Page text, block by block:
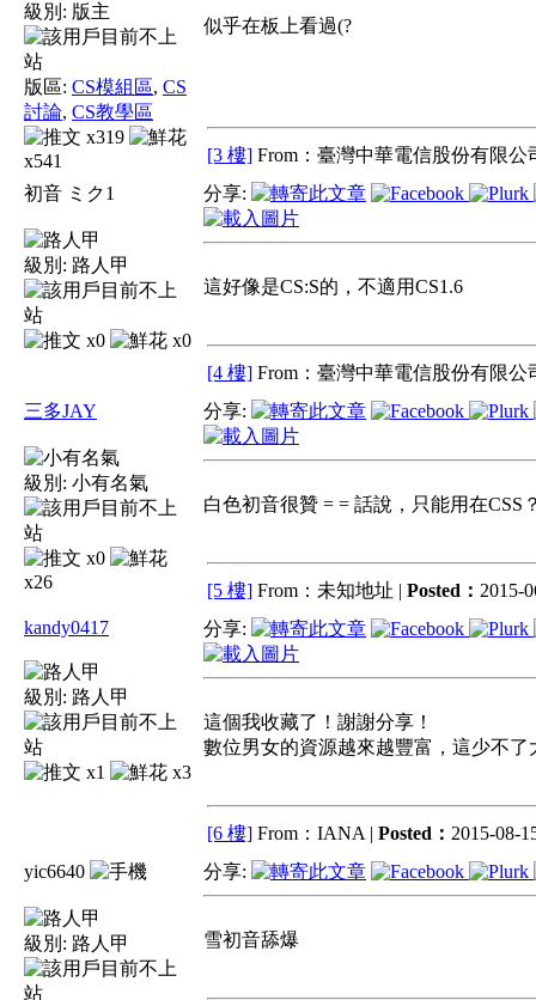
級別: 版主
版區: CS模組區, CS
討論, CS教學區
x319
x541
似乎在板上看過(?
[3 樓] From：臺灣中華電信股份有限公
初音 ミク1
級別: 路人甲
x0 x0
分享:
這好像是CS:S的，不適用CS1.6
[4 樓] From：臺灣中華電信股份有限公
三多JAY
級別: 小有名氣
x0
x26
分享:
白色初音很贊 = = 話說，只能用在CSS
[5 樓] From：未知地址 | Posted： 2015-
kandy0417
級別: 路人甲
x1 x3
分享:
這個我收藏了！謝謝分享！
數位男女的資源越來越豐富，這少不了
[6 樓] From：IANA | Posted： 2015-08-
yic6640
級別: 路人甲
分享:
雪初音舔爆